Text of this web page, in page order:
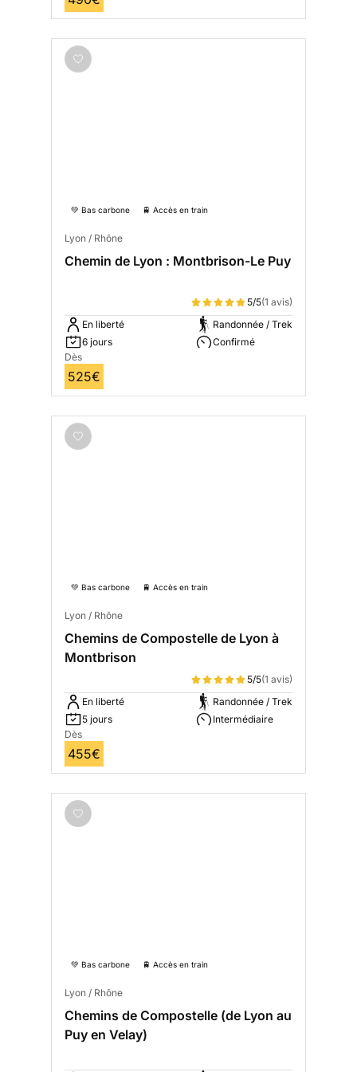
💚 Bas carbone 🚆 Accès en train
Lyon / Rhône
Chemin de Lyon : Montbrison-Le Puy
5/5(1 avis)
En liberté
6 jours
Randonnée / Trek
Confirmé
Dès
525€
💚 Bas carbone 🚆 Accès en train
Lyon / Rhône
Chemins de Compostelle de Lyon à
Montbrison
5/5(1 avis)
En liberté
5 jours
Randonnée / Trek
Intermédiaire
Dès
455€
💚 Bas carbone 🚆 Accès en train
Lyon / Rhône
Chemins de Compostelle (de Lyon au
Puy en Velay)